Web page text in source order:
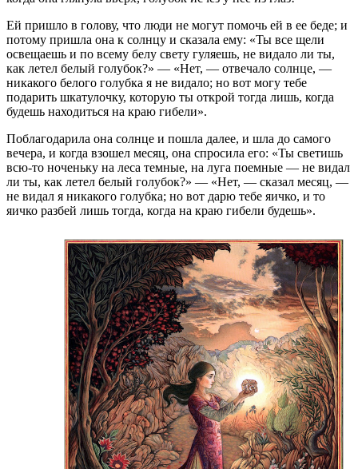
Ей пришло в голову, что люди не могут помочь ей в ее беде; и
потому пришла она к солнцу и сказала ему: «Ты все щели
освещаешь и по всему белу свету гуляешь, не видало ли ты,
как летел белый голубок?» — «Нет, — отвечало солнце, —
никакого белого голубка я не видало; но вот могу тебе
подарить шкатулочку, которую ты открой тогда лишь, когда
будешь находиться на краю гибели».
Поблагодарила она солнце и пошла далее, и шла до самого
вечера, и когда взошел месяц, она спросила его: «Ты светишь
всю-то ноченьку на леса темные, на луга поемные — не видал
ли ты, как летел белый голубок?» — «Нет, — сказал месяц, —
не видал я никакого голубка; но вот дарю тебе яичко, и то
яичко разбей лишь тогда, когда на краю гибели будешь».